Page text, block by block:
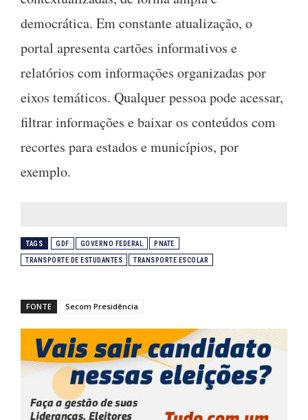
democrática. Em constante atualização, o
portal apresenta cartões informativos e
relatórios com informações organizadas por
eixos temáticos. Qualquer pessoa pode acessar,
filtrar informações e baixar os conteúdos com
recortes para estados e municípios, por
exemplo.
TAGS GDF GOVERNO FEDERAL PNATE
TRANSPORTE DE ESTUDANTES TRANSPORTE ESCOLAR
FONTE Secom Presidência